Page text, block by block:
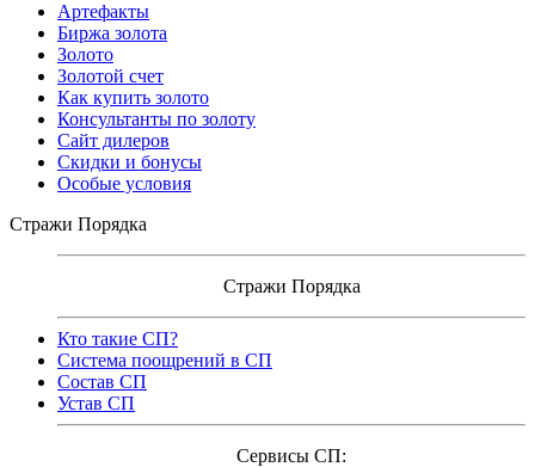
Артефакты
Биржа золота
Золото
Золотой счет
Как купить золото
Консультанты по золоту
Сайт дилеров
Скидки и бонусы
Особые условия
Стражи Порядка
Стражи Порядка
Кто такие СП?
Система поощрений в СП
Состав СП
Устав СП
Сервисы СП: